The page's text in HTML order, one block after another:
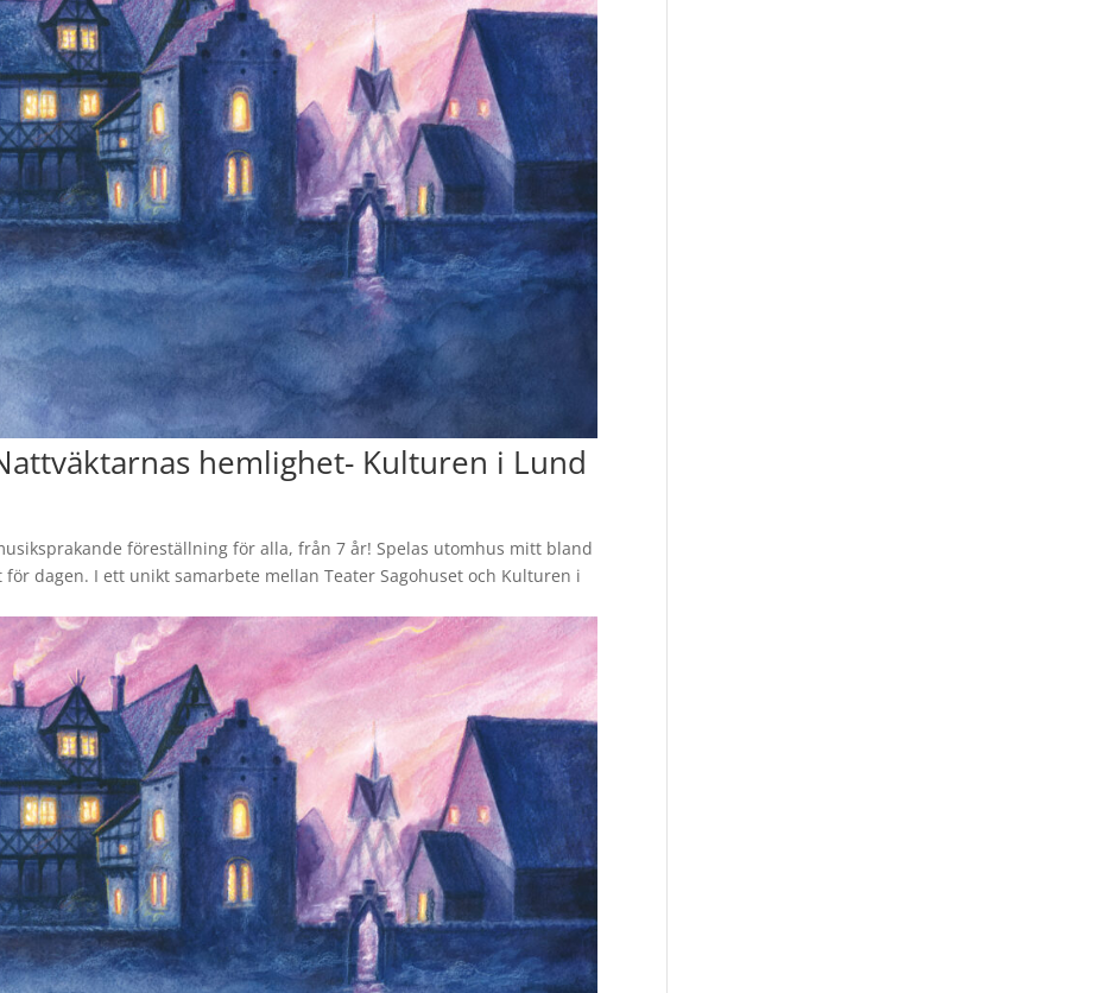
hemlighet- Kulturen i Lund
föreställning för alla, från 7 år! Spelas utomhus mitt bland
dagen. I ett unikt samarbete mellan Teater Sagohuset och Kulturen i